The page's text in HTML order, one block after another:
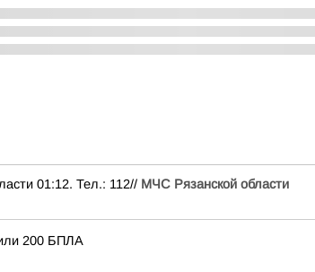
01:12. Тел.: 112// МЧС Рязанской области
200 БПЛА